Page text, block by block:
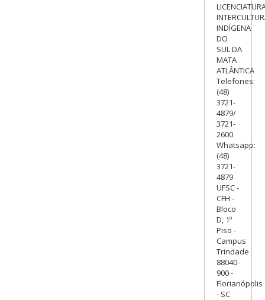
INDÍGENA
DO
SUL DA
MATA
ATLÂNTICA
Telefones:
(48)
3721-
4879/
3721-
2600
Whatsapp:
(48)
3721-
4879
UFSC -
CFH -
Bloco
D, 1º
Piso -
Campus
Trindade
88040-
900 -
Florianópolis
- SC